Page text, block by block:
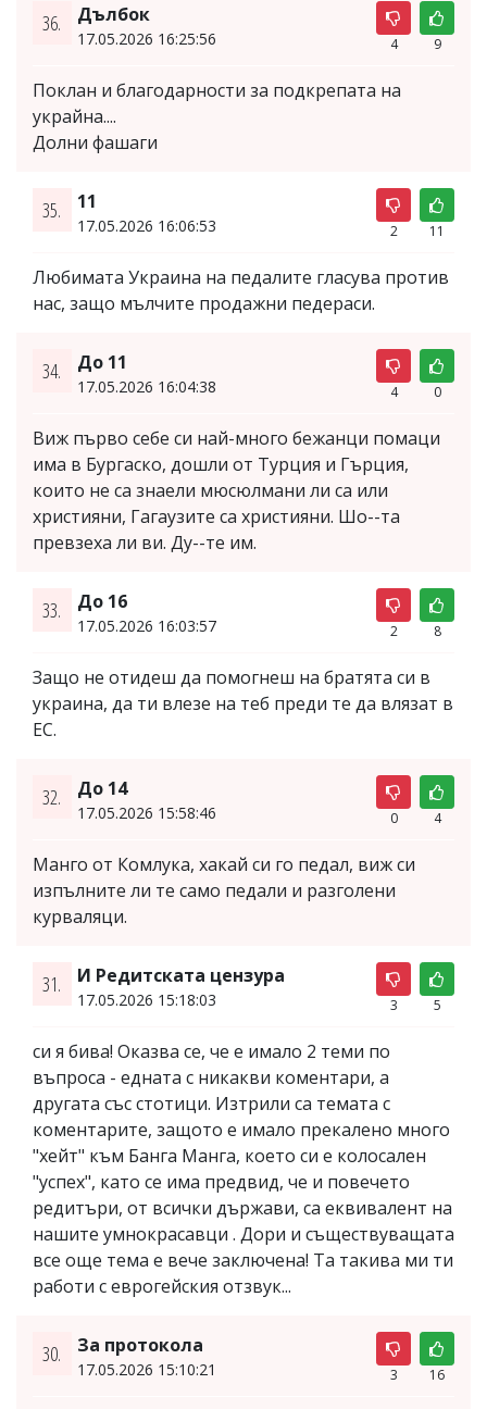
36. Дълбок
17.05.2026 16:25:56 4 9
Поклан и благодарности за подкрепата на
украйна....
Долни фашаги
35. 11
17.05.2026 16:06:53 2 11
Любимата Украина на педалите гласува против
нас, защо мълчите продажни педераси.
34. До 11
17.05.2026 16:04:38 4 0
Виж първо себе си най-много бежанци помаци
има в Бургаско, дошли от Турция и Гърция,
които не са знаели мюсюлмани ли са или
християни, Гагаузите са християни. Шо--та
превзеха ли ви. Ду--те им.
33. До 16
17.05.2026 16:03:57 2 8
Защо не отидеш да помогнеш на братята си в
украина, да ти влезе на теб преди те да влязат в
ЕС.
32. До 14
17.05.2026 15:58:46 0 4
Манго от Комлука, хакай си го педал, виж си
изпълните ли те само педали и разголени
курваляци.
31. И Редитската цензура
17.05.2026 15:18:03 3 5
си я бива! Оказва се, че е имало 2 теми по
въпроса - едната с никакви коментари, а
другата със стотици. Изтрили са темата с
коментарите, защото е имало прекалено много
"хейт" към Банга Манга, което си е колосален
"успех", като се има предвид, че и повечето
редитъри, от всички държави, са еквивалент на
нашите умнокрасавци . Дори и съществуващата
все още тема е вече заключена! Та такива ми ти
работи с еврогейския отзвук...
30. За протокола
17.05.2026 15:10:21 3 16